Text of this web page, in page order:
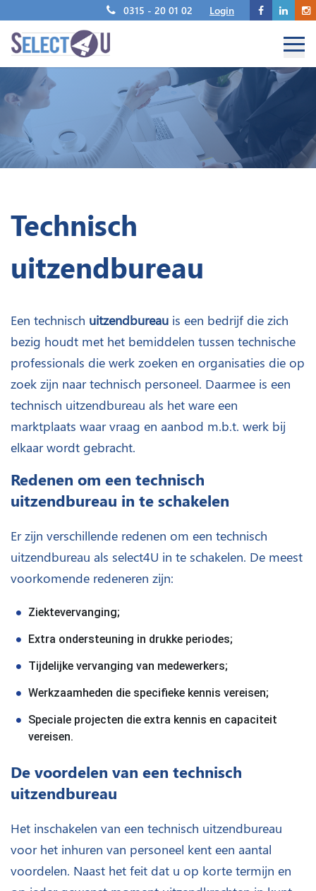
0315 - 20 01 02 Login
Technisch
uitzendbureau
Een technisch uitzendbureau is een bedrijf die zich
bezig houdt met het bemiddelen tussen technische
professionals die werk zoeken en organisaties die op
zoek zijn naar technisch personeel. Daarmee is een
technisch uitzendbureau als het ware een
marktplaats waar vraag en aanbod m.b.t. werk bij
elkaar wordt gebracht.
Redenen om een technisch
uitzendbureau in te schakelen
Er zijn verschillende redenen om een technisch
uitzendbureau als select4U in te schakelen. De meest
voorkomende redeneren zijn:
Ziektevervanging;
Extra ondersteuning in drukke periodes;
Tijdelijke vervanging van medewerkers;
Werkzaamheden die specifieke kennis vereisen;
Speciale projecten die extra kennis en capaciteit
vereisen.
De voordelen van een technisch
uitzendbureau
Het inschakelen van een technisch uitzendbureau
voor het inhuren van personeel kent een aantal
voordelen. Naast het feit dat u op korte termijn en